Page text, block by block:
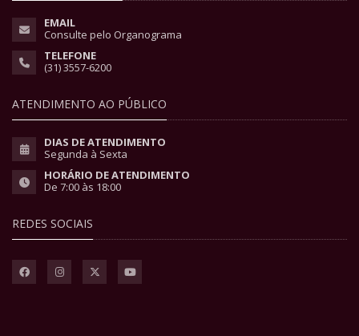
EMAIL
Consulte pelo Organograma
TELEFONE
(31) 3557-6200
ATENDIMENTO AO PÚBLICO
DIAS DE ATENDIMENTO
Segunda à Sexta
HORÁRIO DE ATENDIMENTO
De 7:00 às 18:00
REDES SOCIAIS